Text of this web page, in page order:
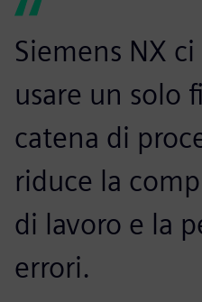
Siemens NX
usare un solo
catena di
riduce la
di lavoro e la
errori.